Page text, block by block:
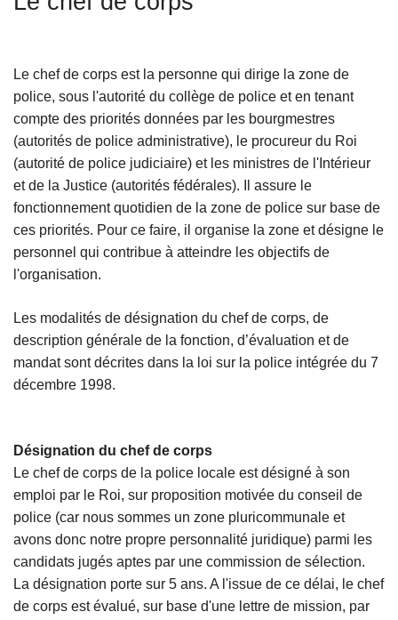
Le chef de corps est la personne qui dirige la zone de
police, sous l'autorité du collège de police et en tenant
compte des priorités données par les bourgmestres
(autorités de police administrative), le procureur du Roi
(autorité de police judiciaire) et les ministres de l'Intérieur
et de la Justice (autorités fédérales). Il assure le
fonctionnement quotidien de la zone de police sur base de
ces priorités. Pour ce faire, il organise la zone et désigne le
personnel qui contribue à atteindre les objectifs de
l'organisation.
Les modalités de désignation du chef de corps, de
description générale de la fonction, d’évaluation et de
mandat sont décrites dans la loi sur la police intégrée du 7
décembre 1998.
Désignation du chef de corps
Le chef de corps de la police locale est désigné à son
emploi par le Roi, sur proposition motivée du conseil de
police (car nous sommes un zone pluricommunale et
avons donc notre propre personnalité juridique) parmi les
candidats jugés aptes par une commission de sélection.
La désignation porte sur 5 ans. A l'issue de ce délai, le chef
de corps est évalué, sur base d'une lettre de mission, par